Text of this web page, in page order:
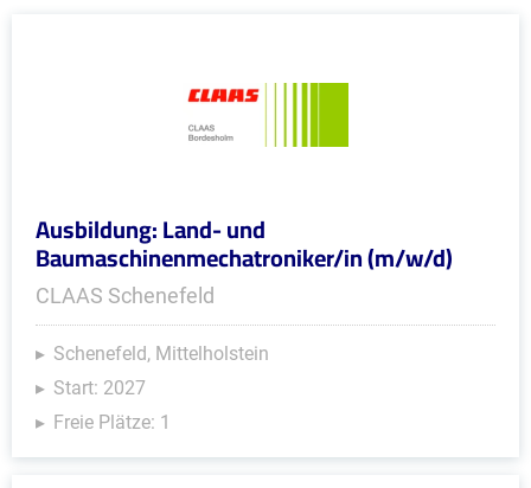
Ausbildung: Land- und
Baumaschinenmechatroniker/in (m/w/d)
CLAAS Schenefeld
Schenefeld, Mittelholstein
Start: 2027
Freie Plätze: 1